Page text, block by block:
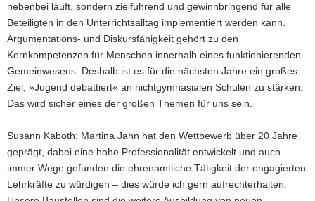
nebenbei läuft, sondern zielführend und gewinnbringend für alle
Beteiligten in den Unterrichtsalltag implementiert werden kann.
Argumentations- und Diskursfähigkeit gehört zu den
Kernkompetenzen für Menschen innerhalb eines funktionierenden
Gemeinwesens. Deshalb ist es für die nächsten Jahre ein großes
Ziel, »Jugend debattiert« an nichtgymnasialen Schulen zu stärken.
Das wird sicher eines der großen Themen für uns sein.
Susann Kaboth: Martina Jahn hat den Wettbewerb über 20 Jahre
geprägt, dabei eine hohe Professionalität entwickelt und auch
immer Wege gefunden die ehrenamtliche Tätigkeit der engagierten
Lehrkräfte zu würdigen – dies würde ich gern aufrechterhalten.